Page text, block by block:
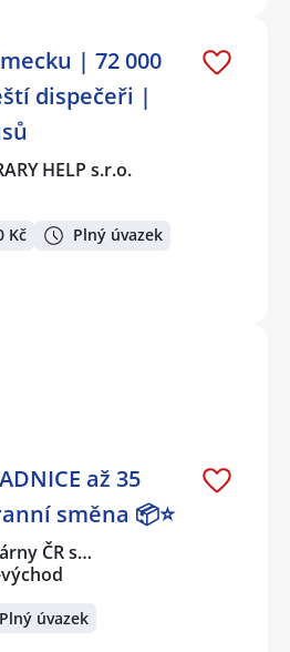
| 72 000
dispečeři |
HELP s.r.o.
Kč Plný úvazek
až 35
směna 📦⭐
ČR s…
Plný úvazek